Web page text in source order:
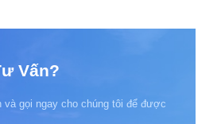
Vấn?
và gọi ngay cho chúng tôi để được